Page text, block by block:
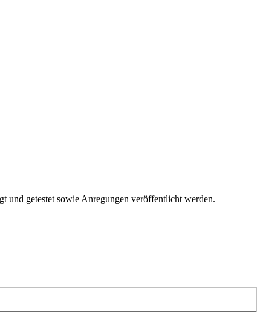
und getestet sowie Anregungen veröffentlicht werden.